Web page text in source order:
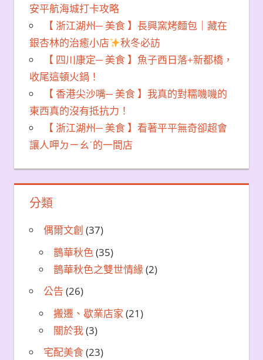
安平航海城打卡攻略
【 浙江湖州─ 美食 】長興窯烤麵包｜藏在
銀杏林的治癒小店
秋冬必訪
【 四川康定─ 美食 】魚子西日落+新都橋，
收尾這頓火鍋！
【 香港尖沙嘴─ 美食 】我真的對糯嘰嘰的
東西真的沒有抵抗力！
【 浙江湖州─ 美食 】看著平平無奇卻超會
讓人呷ㄉㄧㄠˊ的一間店
分類
偶爾文創 (37)
鵲華秋色(35)
鵲華秋色之雙世情緣(2)
公告 (26)
搬遷、歇業店家 (21)
關於我(3)
宅配美食(23)